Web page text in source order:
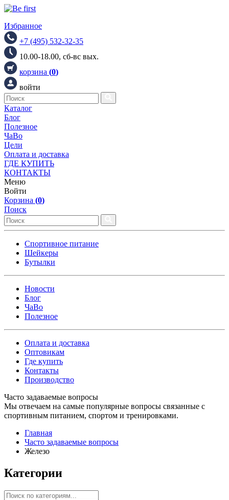
Избранное
+7 (495) 532-32-35
10.00-18.00, сб-вс вых.
корзина (0)
войти
Каталог
Блог
Полезное
ЧаВо
Цели
Оплата и доставка
ГДЕ КУПИТЬ
КОНТАКТЫ
Меню
Войти
Корзина (0)
Поиск
Спортивное питание
Шейкеры
Бутылки
Новости
Блог
ЧаВо
Полезное
Оплата и доставка
Оптовикам
Где купить
Контакты
Производство
Часто задаваемые вопросы
Мы отвечаем на самые популярные вопросы связанные с
спортивным питанием, спортом и тренировками.
Главная
Часто задаваемые вопросы
Железо
Категории